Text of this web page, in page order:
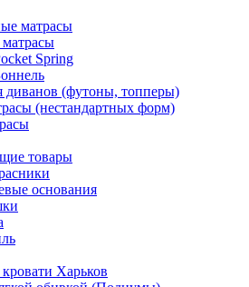
матрасы
Spring
диванов (футоны, топперы)
(нестандартных форм)
товары
основания
Харьков